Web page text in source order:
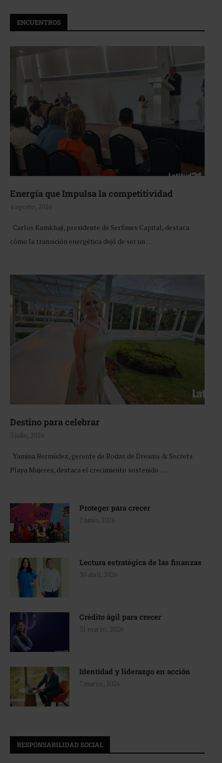
ENCUENTROS
Energía que Impulsa la competitividad
4 agosto, 2026
Carlos Kamkhaji, presidente de Serfimex Capital, destaca
cómo la transición energética dejó de ser un …
Destino para celebrar
3 julio, 2026
Yamina Bermúdez, gerente de Bodas de Dreams & Secrets
Playa Mujeres, destaca el crecimiento sostenido …
Proteger para crecer
2 junio, 2026
Lectura estratégica de las finanzas
30 abril, 2026
Crédito ágil para crecer
31 marzo, 2026
Identidad y liderazgo en acción
7 marzo, 2026
RESPONSABILIDAD SOCIAL